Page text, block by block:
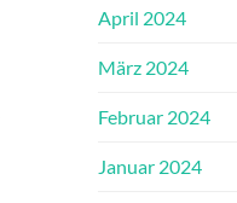
April 2024
März 2024
Februar 2024
Januar 2024